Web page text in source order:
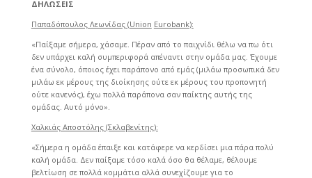
ΔΗΛΩΣΕΙΣ
Παπαδόπουλος Λεωνίδας (Union Eurobank):
«Παίξαμε σήμερα, χάσαμε. Πέραν από το παιχνίδι θέλω να πω ότι
δεν υπάρχει καλή συμπεριφορά απέναντι στην ομάδα μας. Έχουμε
ένα σύνολο, όποιος έχει παράπονο από εμάς (μιλάω προσωπικά δεν
μιλάω εκ μέρους της διοίκησης ούτε εκ μέρους του προπονητή
ούτε κανενός), έχω πολλά παράπονα σαν παίκτης αυτής της
ομάδας. Αυτό μόνο».
Χαλκιάς Αποστόλης (Σκλαβενίτης):
«Σήμερα η ομάδα έπαιξε και κατάφερε να κερδίσει μια πάρα πολύ
καλή ομάδα. Δεν παίξαμε τόσο καλά όσο θα θέλαμε, θέλουμε
βελτίωση σε πολλά κομμάτια αλλά συνεχίζουμε για το